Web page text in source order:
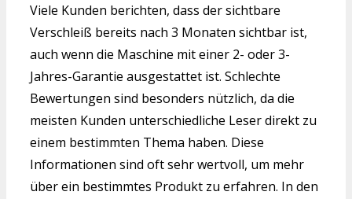
Viele Kunden berichten, dass der sichtbare
Verschleiß bereits nach 3 Monaten sichtbar ist,
auch wenn die Maschine mit einer 2- oder 3-
Jahres-Garantie ausgestattet ist. Schlechte
Bewertungen sind besonders nützlich, da die
meisten Kunden unterschiedliche Leser direkt zu
einem bestimmten Thema haben. Diese
Informationen sind oft sehr wertvoll, um mehr
über ein bestimmtes Produkt zu erfahren. In den